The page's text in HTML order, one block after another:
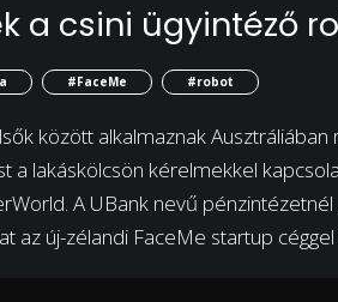
a csini ügyintéző
#FaceMe #robot
között alkalmaznak
a lakáskölcsön kérelmekkel
A UBank nevű
az új-zélandi FaceMe startup